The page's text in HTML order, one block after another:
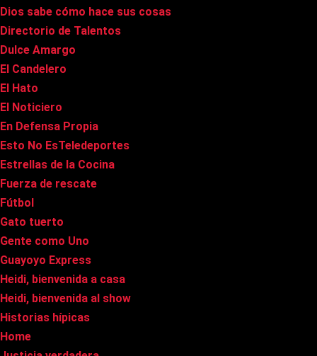
Dios sabe cómo hace sus cosas
Directorio de Talentos
Dulce Amargo
El Candelero
El Hato
El Noticiero
En Defensa Propia
Esto No EsTeledeportes
Estrellas de la Cocina
Fuerza de rescate
Fútbol
Gato tuerto
Gente como Uno
Guayoyo Express
Heidi, bienvenida a casa
Heidi, bienvenida al show
Historias hípicas
Home